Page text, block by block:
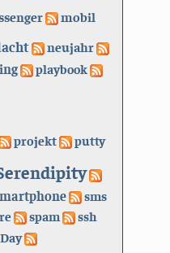
mobil
neujahr
playbook
projekt putty
sms
spam ssh